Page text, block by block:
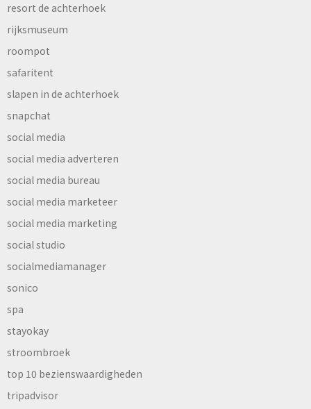
resort de achterhoek
rijksmuseum
roompot
safaritent
slapen in de achterhoek
snapchat
social media
social media adverteren
social media bureau
social media marketeer
social media marketing
social studio
socialmediamanager
sonico
spa
stayokay
stroombroek
top 10 bezienswaardigheden
tripadvisor